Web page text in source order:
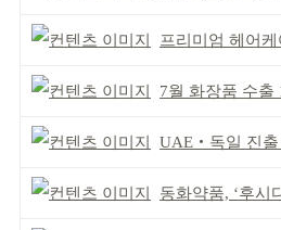
프리미엄 헤어케어 ‘
7월 화장품 수출
UAE‧독일 진출 전
동화약품, ‘후시다인’